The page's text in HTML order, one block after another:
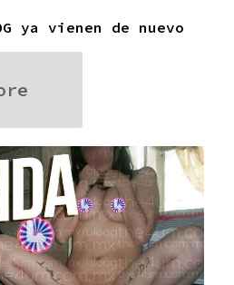
ya vienen de nuevo